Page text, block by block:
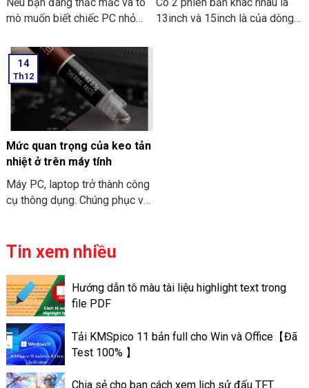
mò muốn biết chiếc PC nhỏ
nhiều nơi thì PC Mini ITX có
thể đáp ứng được nhu cầu đó.
Sau đây là một số thông tin
khi bạn tìm hiểu về PC Mini
ITX. Cùng THIÊN SƠN
COMPUTER tham khảo nhé.
13inch và 15inch là của dòng
14
Th12
Mức quan trọng của keo tản
nhiệt ở trên máy tính
Máy PC, laptop trở thành công
cụ thông dụng. Chúng phục vụ
tính đươc đảm bảo. Bạn cần
định kỳ. Việc tra keo tản nhiệt
trên máy tính có thể giúp máy
tính có thể đạt được hiệu suất
tốt. Và có hoạt động ổn định
tốt hơn. Sau đây là thông tin về
mức quan trọng của keo tản
nhiệt ở trên máy tính.
Tin xem nhiều
Hướng dẫn tô màu tài liệu highlight text trong
file PDF
Tải KMSpico 11 bản full cho Win và Office【Đã
Test 100% 】
Chia sẻ cho bạn cách xem lịch sử đấu TFT